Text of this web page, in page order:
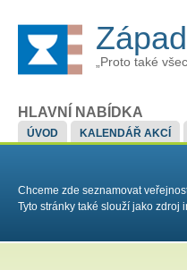
„Proto také
HLAVNÍ NABÍDKA
ÚVOD KALENDÁŘ AKCÍ
Chceme zde seznamovat
Tyto stránky také slouží jako